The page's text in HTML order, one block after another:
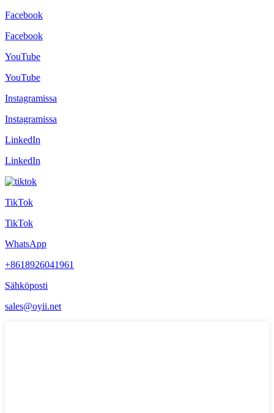
Facebook
Facebook
YouTube
YouTube
Instagramissa
Instagramissa
LinkedIn
LinkedIn
TikTok
TikTok
WhatsApp
+8618926041961
Sähköposti
sales@oyii.net